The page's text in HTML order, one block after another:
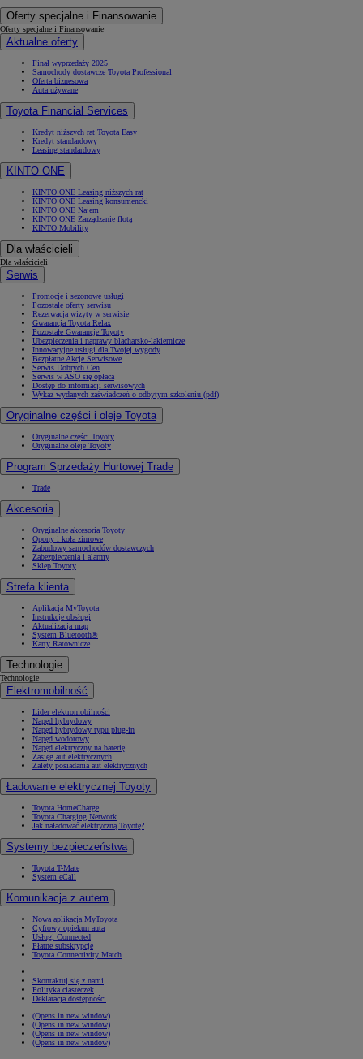
Oferty specjalne i Finansowanie
Oferty specjalne i Finansowanie
Aktualne oferty
Finał wyprzedaży 2025
Samochody dostawcze Toyota Professional
Oferta biznesowa
Auta używane
Toyota Financial Services
Kredyt niższych rat Toyota Easy
Kredyt standardowy
Leasing standardowy
KINTO ONE
KINTO ONE Leasing niższych rat
KINTO ONE Leasing konsumencki
KINTO ONE Najem
KINTO ONE Zarządzanie flotą
KINTO Mobility
Dla właścicieli
Dla właścicieli
Serwis
Promocje i sezonowe usługi
Pozostałe oferty serwisu
Rezerwacja wizyty w serwisie
Gwarancja Toyota Relax
Pozostałe Gwarancje Toyoty
Ubezpieczenia i naprawy blacharsko-lakiernicze
Innowacyjne usługi dla Twojej wygody
Bezpłatne Akcje Serwisowe
Serwis Dobrych Cen
Serwis w ASO się opłaca
Dostęp do informacji serwisowych
Wykaz wydanych zaświadczeń o odbytym szkoleniu (pdf)
Oryginalne części i oleje Toyota
Oryginalne części Toyoty
Oryginalne oleje Toyoty
Program Sprzedaży Hurtowej Trade
Trade
Akcesoria
Oryginalne akcesoria Toyoty
Opony i koła zimowe
Zabudowy samochodów dostawczych
Zabezpieczenia i alarmy
Sklep Toyoty
Strefa klienta
Aplikacja MyToyota
Instrukcje obsługi
Aktualizacja map
System Bluetooth®
Karty Ratownicze
Technologie
Technologie
Elektromobilność
Lider elektromobilności
Napęd hybrydowy
Napęd hybrydowy typu plug-in
Napęd wodorowy
Napęd elektryczny na baterię
Zasięg aut elektrycznych
Zalety posiadania aut elektrycznych
Ładowanie elektrycznej Toyoty
Toyota HomeCharge
Toyota Charging Network
Jak naładować elektryczną Toyotę?
Systemy bezpieczeństwa
Toyota T-Mate
System eCall
Komunikacja z autem
Nowa aplikacja MyToyota
Cyfrowy opiekun auta
Usługi Connected
Płatne subskrypcje
Toyota Connectivity Match
Skontaktuj się z nami
Polityka ciasteczek
Deklaracja dostępności
(Opens in new window)
(Opens in new window)
(Opens in new window)
(Opens in new window)